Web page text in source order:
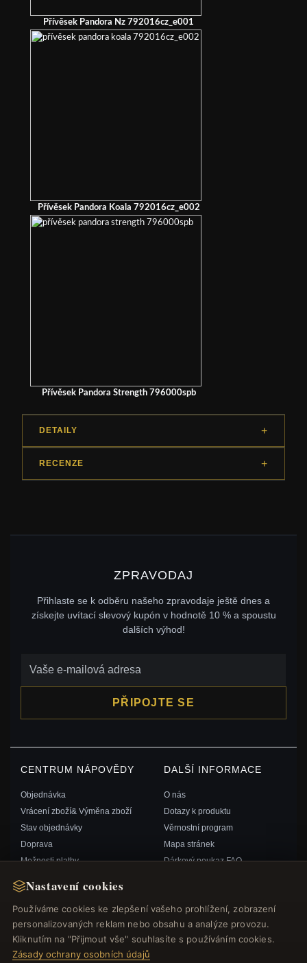
Nastavení cookies
Používáme cookies ke zlepšení vašeho prohlížení, zobrazení
personalizovaných reklam nebo obsahu a analýze provozu.
Kliknutím na "Přijmout vše" souhlasíte s používáním cookies.
Zásady ochrany osobních údajů
Přívěsek Pandora Nz 792016cz_e001
Přívěsek Pandora Koala 792016cz_e002
Přívěsek Pandora Strength 796000spb
DETAILY
RECENZE
ZPRAVODAJ
Přihlaste se k odběru našeho zpravodaje ještě dnes a
získejte uvítací slevový kupón v hodnotě 10 % a spoustu
dalších výhod!
PŘIPOJTE SE
CENTRUM NÁPOVĚDY
Objednávka
Vrácení zboží& Výměna zboží
Stav objednávky
Doprava
Možnosti platby
Kontaktujte nás
DALŠÍ INFORMACE
O nás
Dotazy k produktu
Věrnostní program
Mapa stránek
Dárkový poukaz FAQ
RYCHLÉ ODKAZY
Nové produkty
SLEDUJTE NÁS